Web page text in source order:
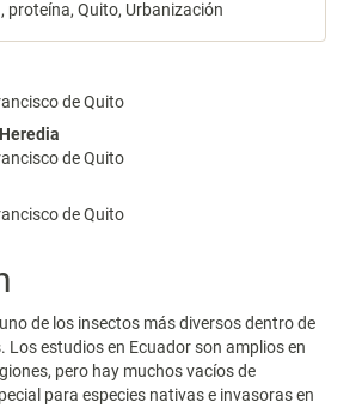
proteína, Quito, Urbanización
de Quito
de Quito
de Quito
de los insectos más diversos dentro de
Los estudios en Ecuador son amplios en
pero hay muchos vacíos de
para especies nativas e invasoras en